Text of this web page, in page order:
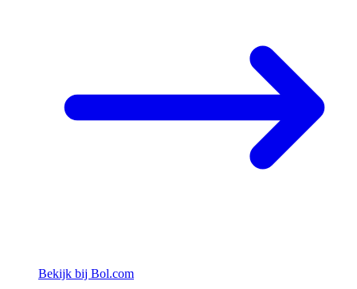
Bekijk bij Bol.com